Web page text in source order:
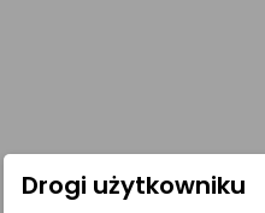
Drogi użytkowniku